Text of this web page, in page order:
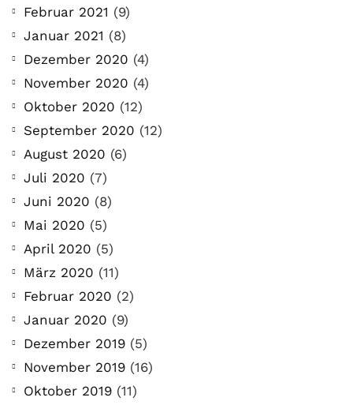
Februar 2021 (9)
Januar 2021 (8)
Dezember 2020 (4)
November 2020 (4)
Oktober 2020 (12)
September 2020 (12)
August 2020 (6)
Juli 2020 (7)
Juni 2020 (8)
Mai 2020 (5)
April 2020 (5)
März 2020 (11)
Februar 2020 (2)
Januar 2020 (9)
Dezember 2019 (5)
November 2019 (16)
Oktober 2019 (11)